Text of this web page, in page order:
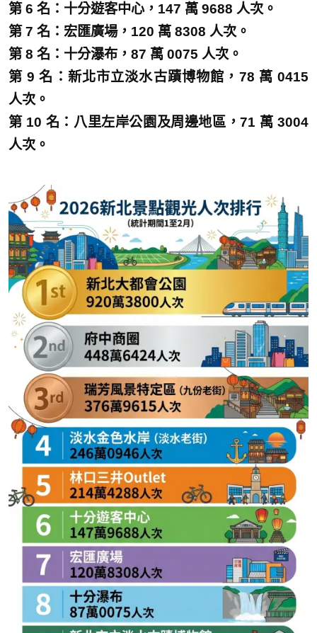
第 6 名：十分遊客中心，147 萬 9688 人次。
第 7 名：宏匯廣場，120 萬 8308 人次。
第 8 名：十分瀑布，87 萬 0075 人次。
第 9 名：新北市立淡水古蹟博物館，78 萬 0415
人次。
第 10 名：八里左岸公園及周邊地區，71 萬 3004
人次。